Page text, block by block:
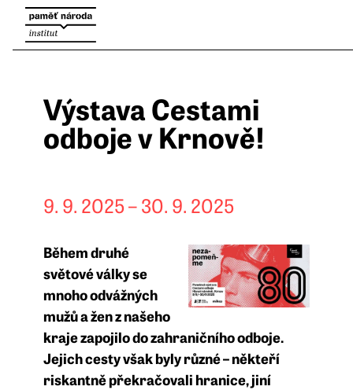
Výstava Cestami
odboje v Krnově!
9. 9. 2025–30. 9. 2025
Během druhé
světové války se
mnoho odvážných
mužů a žen z našeho
kraje zapojilo do zahraničního odboje.
Jejich cesty však byly různé – někteří
riskantně překračovali hranice, jiní